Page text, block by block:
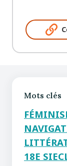
Mots clés
18E